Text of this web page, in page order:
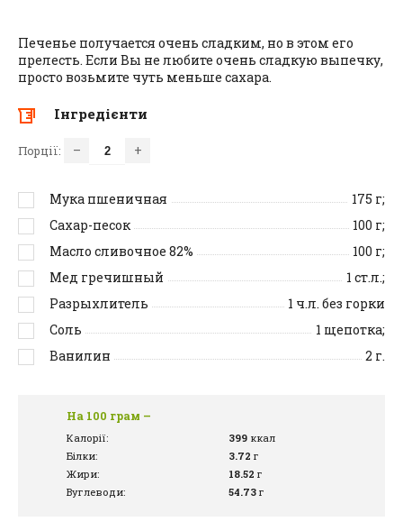
Печенье получается очень сладким, но в этом его
прелесть. Если Вы не любите очень сладкую выпечку,
просто возьмите чуть меньше сахара.
Інгредієнти
Порції: – +
Мука пшеничная 175 г;
Сахар-песок
100 г;
Масло сливочное 82%
100 г;
Мед гречишный
1 ст.л.;
Разрыхлитель
1 ч.л. без горки
Соль
1 щепотка;
Ванилин
2 г.
На 100 грам –
Калорії: 399 ккал
Білки:
3.72 г
Жири:
18.52 г
Вуглеводи:
54.73 г